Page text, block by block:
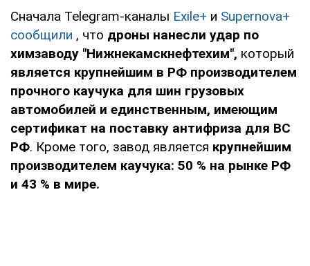
Сначала Telegram-каналы Exile+ и Supernova+
сообщили , что дроны нанесли удар по
химзаводу "Нижнекамскнефтехим", который
является крупнейшим в РФ производителем
прочного каучука для шин грузовых
автомобилей и единственным, имеющим
сертификат на поставку антифриза для ВС
РФ. Кроме того, завод является крупнейшим
производителем каучука: 50 % на рынке РФ
и 43 % в мире.